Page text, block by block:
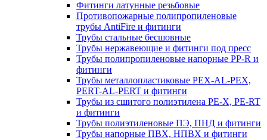
Фитинги латунные резьбовые
Противопожарные полипропиленовые
трубы AntiFire и фитинги
Трубы стальные бесшовные
Трубы нержавеющие и фитинги под пресс
Трубы полипропиленовые напорные PP-R и
фитинги
Трубы металлопластиковые PEX-AL-PEX,
PERT-AL-PERT и фитинги
Трубы из сшитого полиэтилена PE-X, PE-RT
и фитинги
Трубы полиэтиленовые ПЭ, ПНД и фитинги
Трубы напорные ПВХ, НПВХ и фитинги